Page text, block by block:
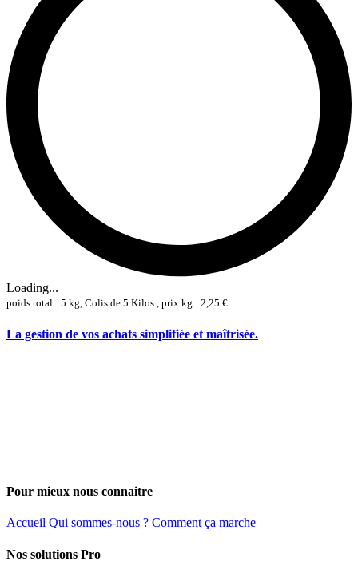
Loading...
poids total : 5 kg, Colis de 5 Kilos , prix kg : 2,25 €
La gestion de vos achats simplifiée et maîtrisée.
Pour mieux nous connaitre
Accueil Qui sommes-nous ? Comment ça marche
Nos solutions Pro